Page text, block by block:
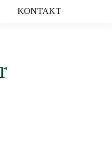
KONTAKT